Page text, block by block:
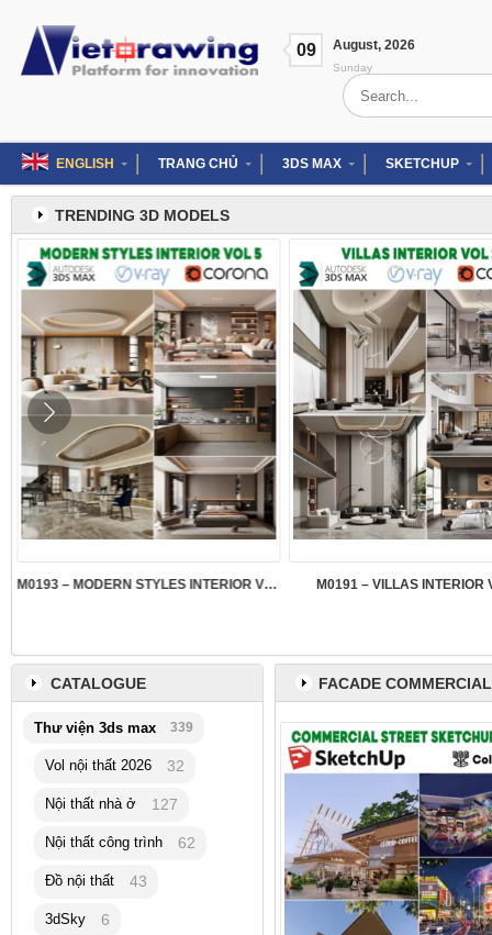
content
09 August, 2026
Sunday
Search
for:
ENGLISH TRANG CHỦ 3DS MAX SKETCHUP
TRENDING 3D MODELS
M0193 – MODERN STYLES INTERIOR VOL.5 M0191 – VILLAS INTERIOR
FACADE
CATALOGUE
Thư viện 3ds max 339
Vol nội thất 2026 32
Nội thất nhà ở 127
Nội thất công trình 62
Đồ nội thất 43
3dSky 6